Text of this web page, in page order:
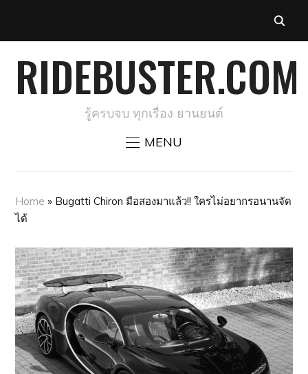
RIDEBUSTER.COM
รู้ครบจบ ทุกเรื่อง ยานยนต์
MENU
Home » Bugatti Chiron มือสองมาแล้ว!! ใครไม่อยากรอนานจัด
ได้